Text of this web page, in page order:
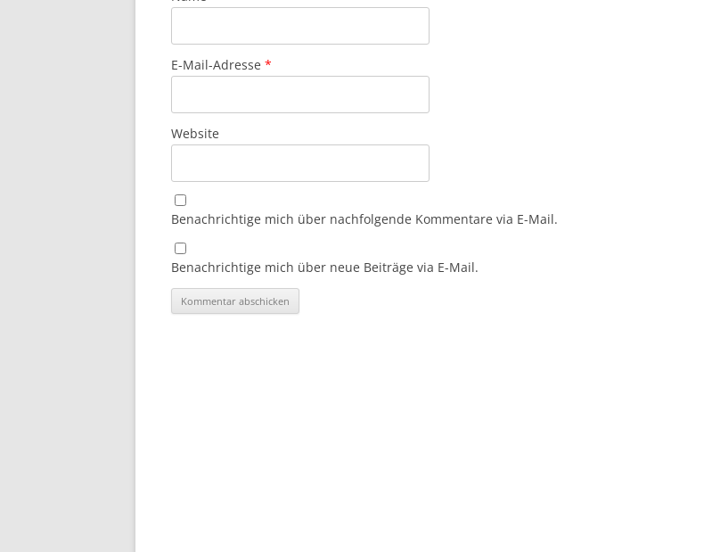
E-Mail-Adresse *
Website
Benachrichtige mich über nachfolgende Kommentare via E-Mail.
Benachrichtige mich über neue Beiträge via E-Mail.